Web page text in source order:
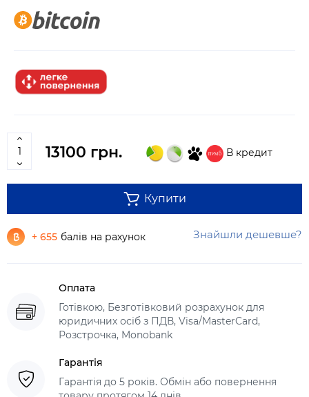
13100 грн. В кредит
Купити
+ 655 балів на рахунок Знайшли дешевше?
Оплата
Готівкою, Безготівковий розрахунок для
юридичних осіб з ПДВ, Visa/MasterCard,
Розстрочка, Monobank
Гарантія
Гарантія до 5 років. Обмін або повернення